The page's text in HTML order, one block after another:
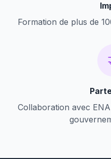
Formation de plus de
Collaboration avec